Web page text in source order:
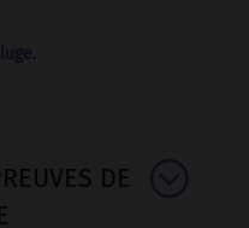
.
DE